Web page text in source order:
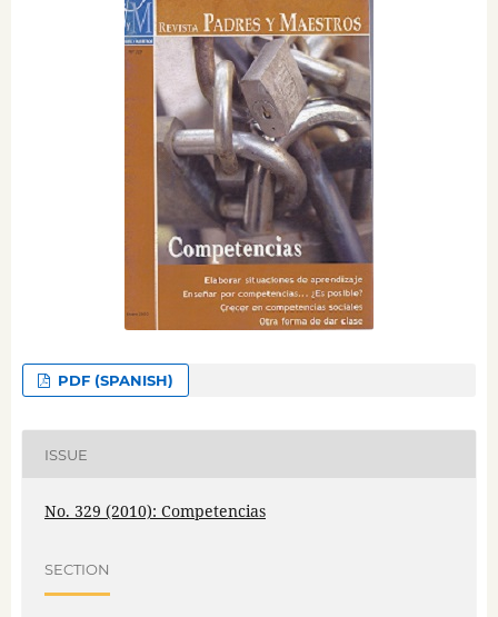
PDF (SPANISH)
ISSUE
No. 329 (2010): Competencias
SECTION